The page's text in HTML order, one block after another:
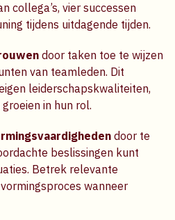
collega’s, vier successen
tijdens uitdagende tijden.
door taken toe te wijzen
van teamleden. Dit
leiderschapskwaliteiten,
in hun rol.
door te
beslissingen kunt
Betrek relevante
wanneer